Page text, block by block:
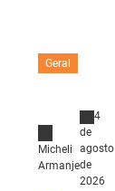
Geral
Micheli
Armanje
4
de
agosto
de
2026